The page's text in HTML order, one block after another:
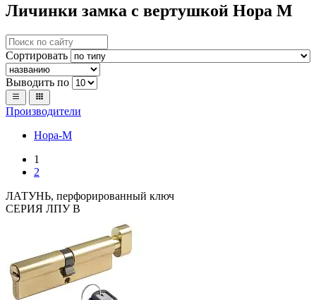
Личинки замка с вертушкой Нора М
Сортировать
Выводить по
Производители
Нора-М
1
2
ЛАТУНЬ, перфорированный ключ
СЕРИЯ ЛПУ В